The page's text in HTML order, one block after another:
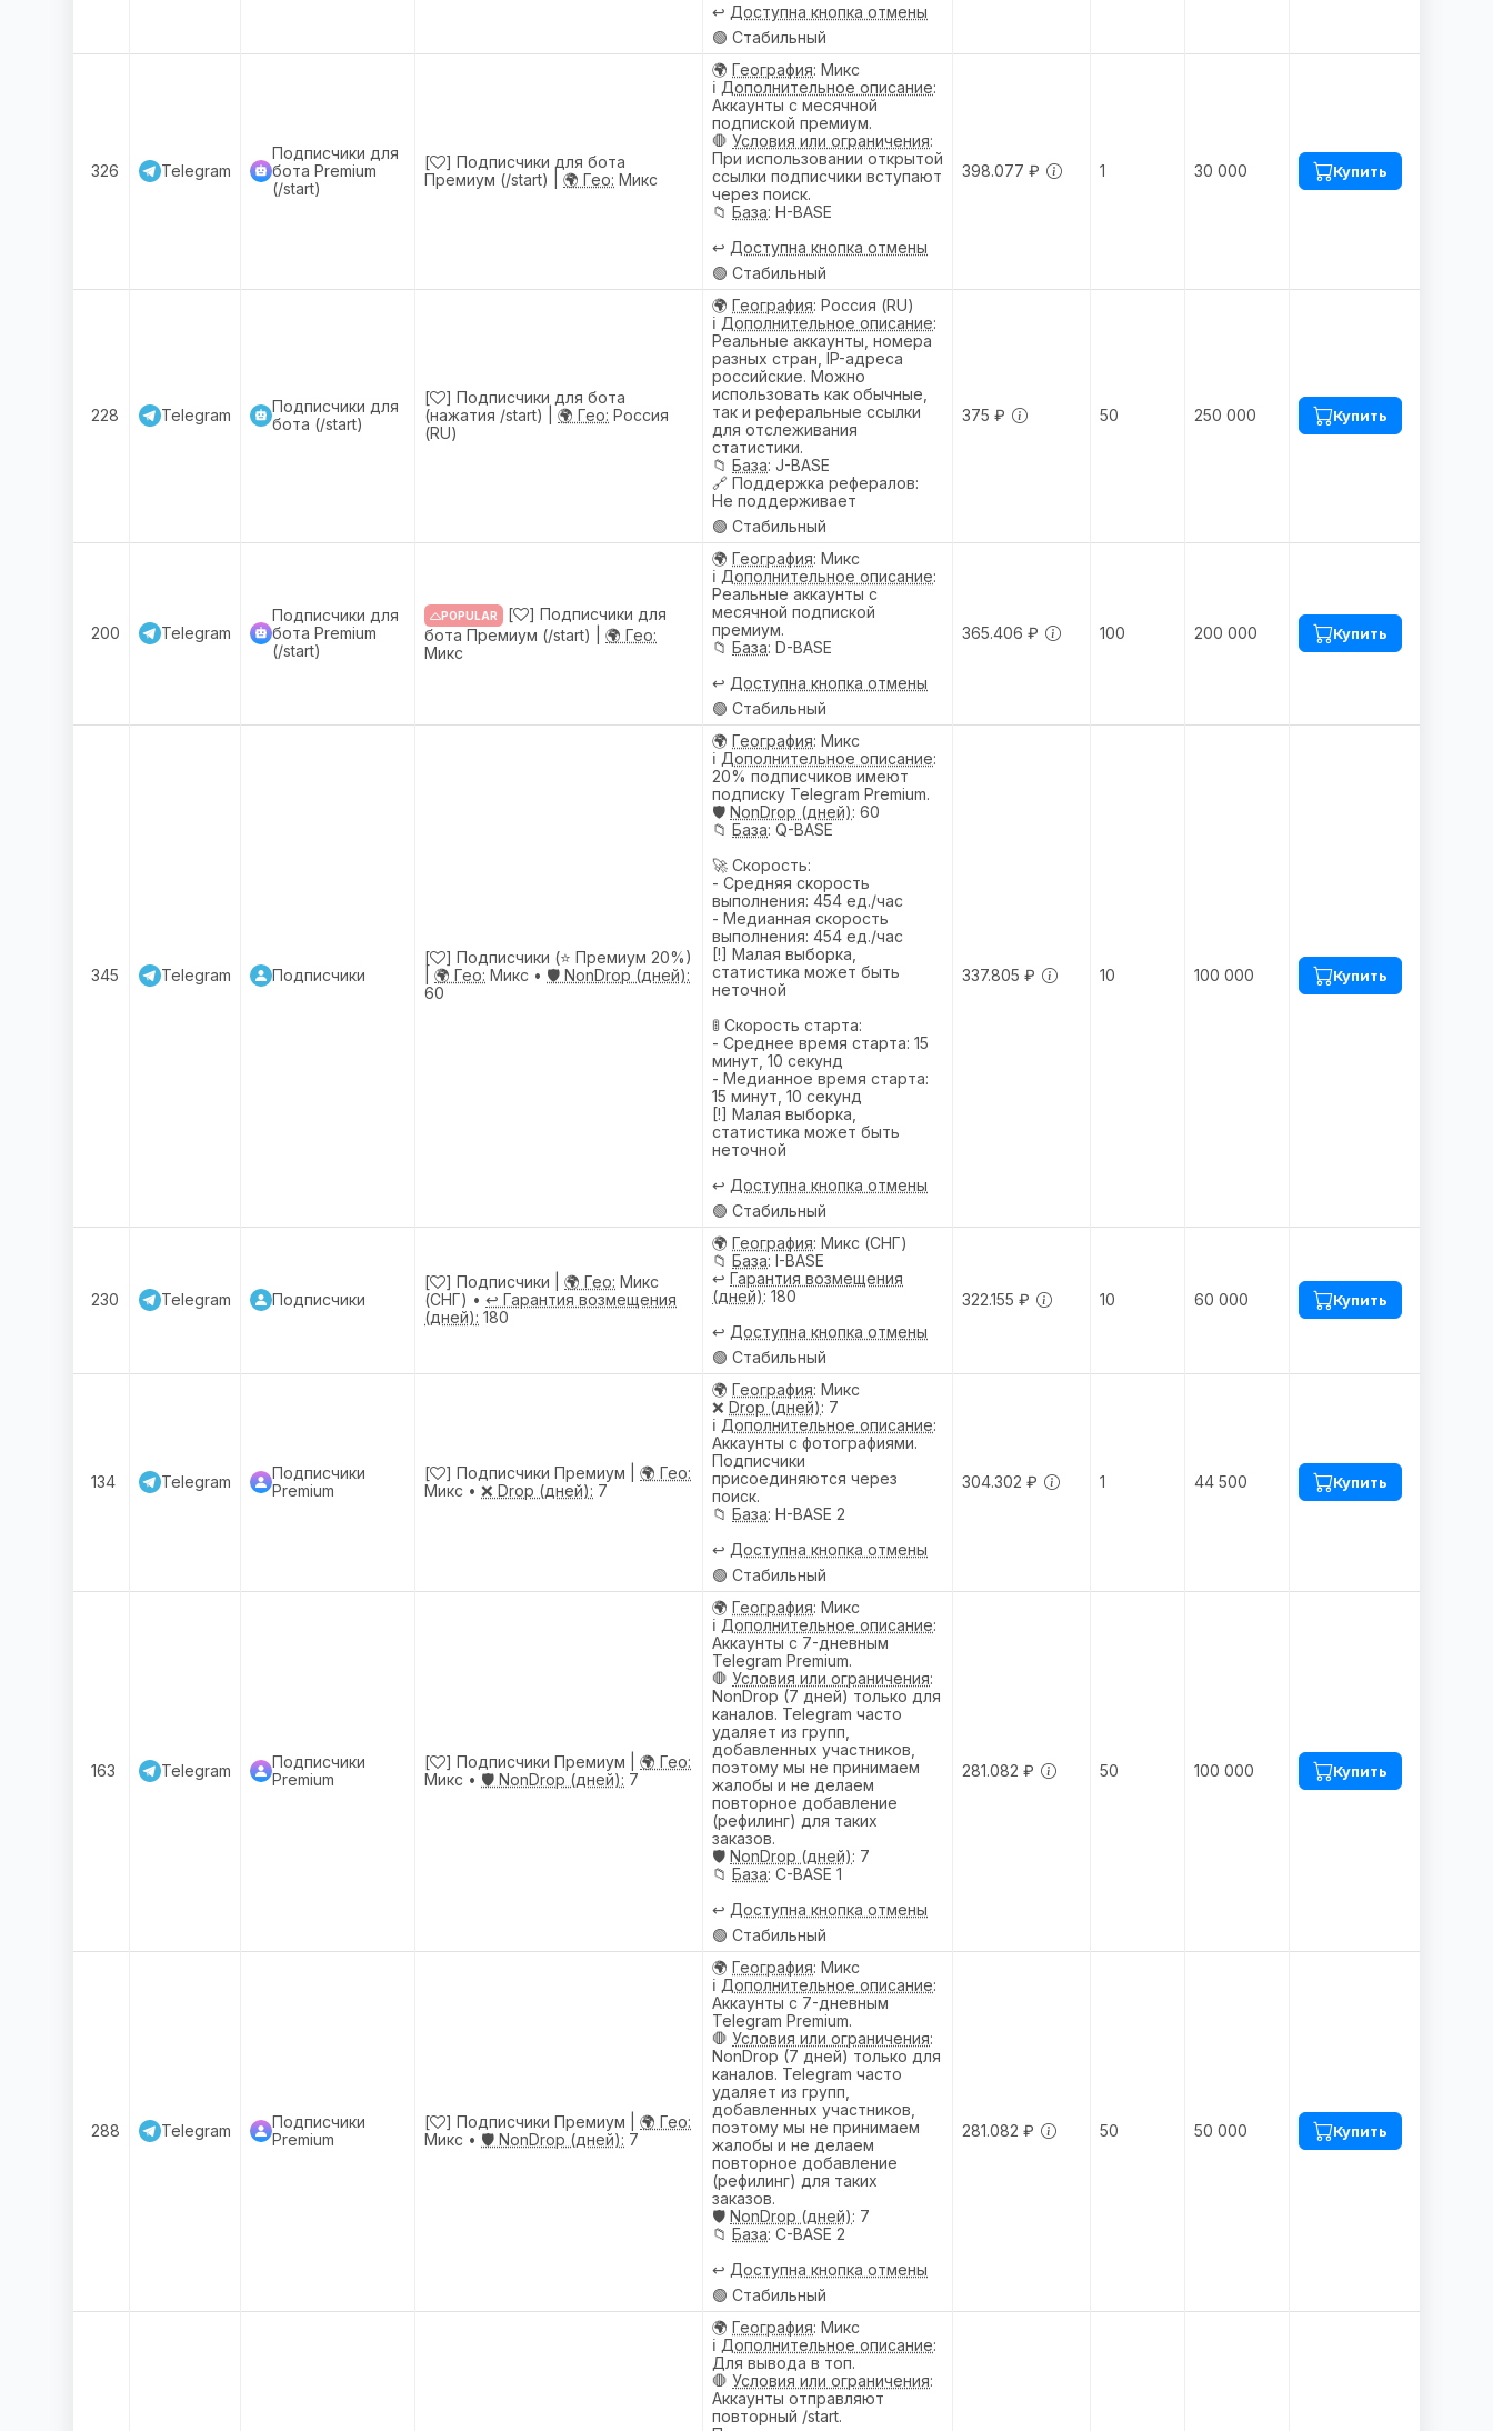
↩️ Доступна кнопка отмены
🟢 Стабильный
326 Telegram
Подписчики для
бота Premium
(/start)
[
] Подписчики для бота
Премиум (/start) | 🌍 Гео: Микс
🌍 География: Микс
ℹ️ Дополнительное описание:
Аккаунты с месячной
подпиской премиум.
🛑 Условия или ограничения:
При использовании открытой
ссылки подписчики вступают
через поиск.
📁 База: H-BASE
↩️ Доступна кнопка отмены
🟢 Стабильный
398.077 ₽ 1 30 000 Купить
228 Telegram
Подписчики для
бота (/start)
[
] Подписчики для бота
(нажатия /start) | 🌍 Гео: Россия
(RU)
🌍 География: Россия (RU)
ℹ️ Дополнительное описание:
Реальные аккаунты, номера
разных стран, IP-адреса
российские. Можно
использовать как обычные,
так и реферальные ссылки
для отслеживания
статистики.
📁 База: J-BASE
🔗 Поддержка рефералов:
Не поддерживает
🟢 Стабильный
375 ₽ 50 250 000 Купить
200 Telegram
Подписчики для
бота Premium
(/start)
POPULAR [
] Подписчики для
бота Премиум (/start) | 🌍 Гео:
Микс
🌍 География: Микс
ℹ️ Дополнительное описание:
Реальные аккаунты с
месячной подпиской
премиум.
📁 База: D-BASE
↩️ Доступна кнопка отмены
🟢 Стабильный
365.406 ₽ 100 200 000 Купить
345 Telegram Подписчики
[
] Подписчики (⭐ Премиум 20%)
🌍 Гео: Микс • 🛡️ NonDrop (дней):
60
🌍 География: Микс
ℹ️ Дополнительное описание:
20% подписчиков имеют
подписку Telegram Premium.
🛡️ NonDrop (дней): 60
📁 База: Q-BASE
🚀 Скорость:
- Средняя скорость
выполнения: 454 ед./час
- Медианная скорость
выполнения: 454 ед./час
[!] Малая выборка,
статистика может быть
неточной
🚦 Скорость старта:
- Среднее время старта: 15
минут, 10 секунд
- Медианное время старта:
15 минут, 10 секунд
[!] Малая выборка,
статистика может быть
неточной
↩️ Доступна кнопка отмены
🟢 Стабильный
337.805 ₽ 10 100 000 Купить
230 Telegram Подписчики
[ ] Подписчики | 🌍 Гео: Микс
(СНГ) • ↩️ Гарантия возмещения
(дней): 180
🌍 География: Микс (СНГ)
📁 База: I-BASE
↩️ Гарантия возмещения
(дней): 180
↩️ Доступна кнопка отмены
🟢 Стабильный
322.155 ₽ 10 60 000 Купить
134 Telegram
Подписчики
Premium
[ ] Подписчики Премиум | 🌍 Гео:
Микс • ❌ Drop (дней): 7
🌍 География: Микс
❌ Drop (дней): 7
ℹ️ Дополнительное описание:
Аккаунты с фотографиями.
Подписчики
присоединяются через
поиск.
📁 База: H-BASE 2
↩️ Доступна кнопка отмены
🟢 Стабильный
304.302 ₽ 1 44 500 Купить
163 Telegram
Подписчики
Premium
[ ] Подписчики Премиум | 🌍 Гео:
Микс • 🛡️ NonDrop (дней): 7
🌍 География: Микс
ℹ️ Дополнительное описание:
Аккаунты с 7-дневным
Telegram Premium.
🛑 Условия или ограничения:
NonDrop (7 дней) только для
каналов. Telegram часто
удаляет из групп,
добавленных участников,
поэтому мы не принимаем
жалобы и не делаем
повторное добавление
(рефилинг) для таких
заказов.
🛡️ NonDrop (дней): 7
📁 База: C-BASE 1
↩️ Доступна кнопка отмены
🟢 Стабильный
281.082 ₽ 50 100 000 Купить
288 Telegram
Подписчики
Premium
[ ] Подписчики Премиум | 🌍 Гео:
Микс • 🛡️ NonDrop (дней): 7
🌍 География: Микс
ℹ️ Дополнительное описание:
Аккаунты с 7-дневным
Telegram Premium.
🛑 Условия или ограничения:
NonDrop (7 дней) только для
каналов. Telegram часто
удаляет из групп,
добавленных участников,
поэтому мы не принимаем
жалобы и не делаем
повторное добавление
(рефилинг) для таких
заказов.
🛡️ NonDrop (дней): 7
📁 База: C-BASE 2
↩️ Доступна кнопка отмены
🟢 Стабильный
281.082 ₽ 50 50 000 Купить
🌍 География: Микс
ℹ️ Дополнительное описание:
Для вывода в топ.
🛑 Условия или ограничения:
Аккаунты отправляют
повторный /start.